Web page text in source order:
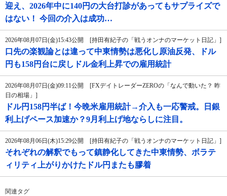
迎え、2026年中に140円の大台打診があってもサプライズで
はない！ 今回の介入は成功…
2026年08月07日(金)15:43公開 [持田有紀子の「戦うオンナのマーケット日記」]
口先の楽観論とは違って中東情勢は悪化し原油反発、ドル
円も158円台に戻しドル金利上昇での雇用統計
2026年08月07日(金)09:11公開 [FXデイトレーダーZEROの「なんで動いた？ 昨
日の相場」]
ドル円158円半ば！今晩米雇用統計→介入も一応警戒。日銀
利上げペース加速か？9月利上げ地ならしに注目。
2026年08月06日(木)15:29公開 [持田有紀子の「戦うオンナのマーケット日記」]
それぞれの解釈でもって鎮静化してきた中東情勢、ボラテ
ィリティ上がりかけたドル円またも膠着
関連タグ